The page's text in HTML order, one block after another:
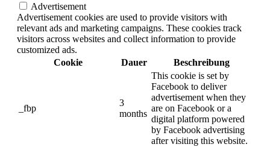
Advertisement
Advertisement cookies are used to provide visitors with
relevant ads and marketing campaigns. These cookies track
visitors across websites and collect information to provide
customized ads.
Cookie
Dauer Beschreibung
_fbp
3
months
This cookie is set by
Facebook to deliver
advertisement when they
are on Facebook or a
digital platform powered
by Facebook advertising
after visiting this website.